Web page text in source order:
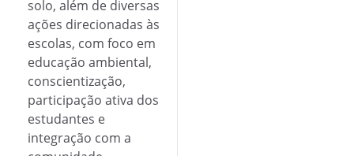
solo, além de diversas
ações direcionadas às
escolas, com foco em
educação ambiental,
conscientização,
participação ativa dos
estudantes e
integração com a